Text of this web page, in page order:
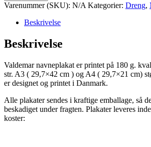
Varenummer (SKU): N/A Kategorier: Dreng,
Beskrivelse
Beskrivelse
Valdemar navneplakat er printet på 180 g.
str. A3 ( 29,7×42 cm ) og A4 ( 29,7×21 cm)
er designet og printet i Danmark.
Alle plakater sendes i kraftige emballage, så
beskadiget under fragten. Plakater leveres
koster: